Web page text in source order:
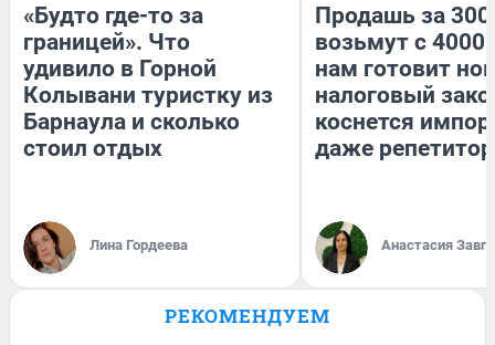
«Будто где-то за
границей». Что
удивило в Горной
Колывани туристку из
Барнаула и сколько
стоил отдых
Лина Гордеева
Продашь за
возьмут с
нам готовит
налоговый
коснется
даже
Анастасия
РЕКОМЕНДУЕМ